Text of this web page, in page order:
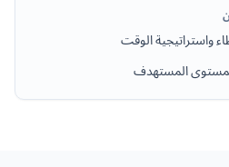
واستراتيجية الوقت
المستهدف